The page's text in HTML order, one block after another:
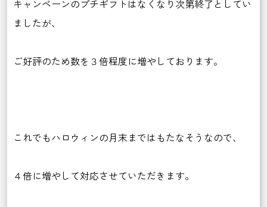
キャンペーンのプチギフトはなくなり次第終了としてい
ましたが、
ご好評のため数を３倍程度に増やしております。
これでもハロウィンの月末まではもたなそうなので、
４倍に増やして対応させていただきます。